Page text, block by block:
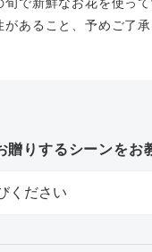
があること、予めご了承
贈りするシーンをお